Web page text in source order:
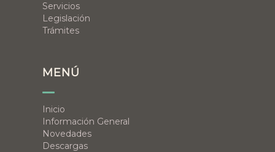
Servicios
Legislación
Trámites
MENÚ
Inicio
Información General
Novedades
Descargas